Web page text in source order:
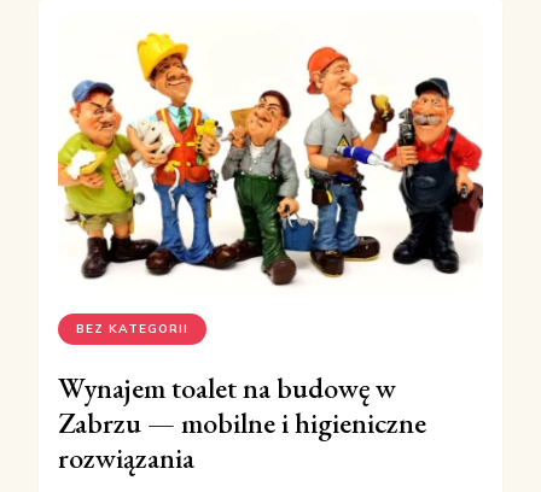
BEZ KATEGORII
Wynajem toalet na budowę w
Zabrzu — mobilne i higieniczne
rozwiązania